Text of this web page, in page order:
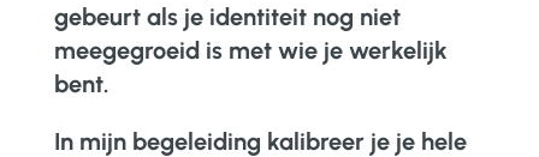
gebeurt als je identiteit nog niet
meegegroeid is met wie je werkelijk
bent.
In mijn begeleiding kalibreer je je hele